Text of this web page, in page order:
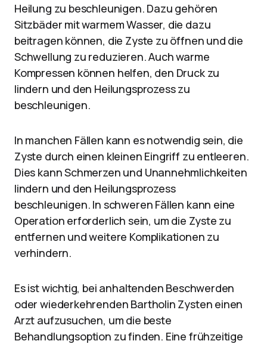
Heilung zu beschleunigen. Dazu gehören
Sitzbäder mit warmem Wasser, die dazu
beitragen können, die Zyste zu öffnen und die
Schwellung zu reduzieren. Auch warme
Kompressen können helfen, den Druck zu
lindern und den Heilungsprozess zu
beschleunigen.
In manchen Fällen kann es notwendig sein, die
Zyste durch einen kleinen Eingriff zu entleeren.
Dies kann Schmerzen und Unannehmlichkeiten
lindern und den Heilungsprozess
beschleunigen. In schweren Fällen kann eine
Operation erforderlich sein, um die Zyste zu
entfernen und weitere Komplikationen zu
verhindern.
Es ist wichtig, bei anhaltenden Beschwerden
oder wiederkehrenden Bartholin Zysten einen
Arzt aufzusuchen, um die beste
Behandlungsoption zu finden. Eine frühzeitige